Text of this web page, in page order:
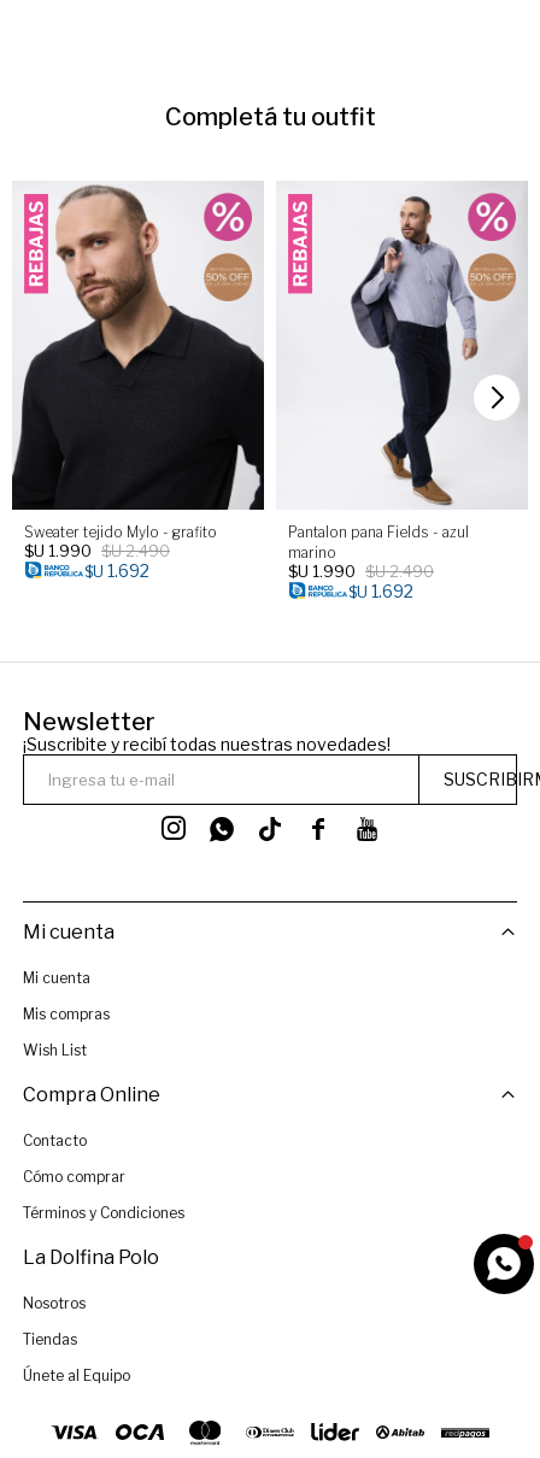
Completá tu outfit
Sweater tejido Mylo - grafito
$U 1.990 $U2.490
$U 1.692
Pantalon pana Fields - azul
marino
$U 1.990 $U2.490
$U 1.692
Newsletter
¡Suscribite y recibí todas nuestras novedades!
 
 
Mi cuenta
Mi cuenta
Mis compras
Wish List
Compra Online
Contacto
Cómo comprar
Términos y Condiciones
La Dolfina Polo
Nosotros
Tiendas
Únete al Equipo